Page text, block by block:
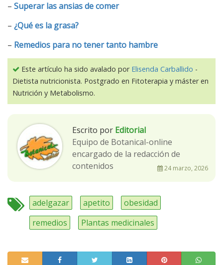
– Superar las ansias de comer
– ¿Qué es la grasa?
– Remedios para no tener tanto hambre
Este artículo ha sido avalado por Elisenda Carballido -
Dietista nutricionista. Postgrado en Fitoterapia y máster en
Nutrición y Metabolismo.
Escrito por Editorial
Equipo de Botanical-online
encargado de la redacción de
contenidos
24 marzo, 2026
adelgazar apetito
obesidad
remedios
Plantas medicinales